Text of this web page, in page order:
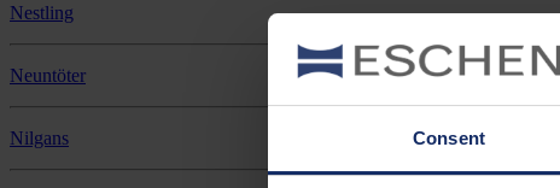
Consent
Nestling
Neuntöter
Nilgans